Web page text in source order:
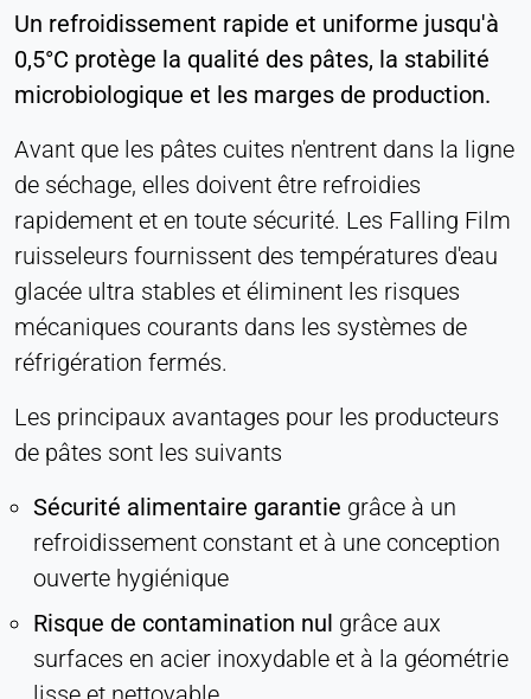
Un refroidissement rapide et uniforme jusqu'à
0,5°C protège la qualité des pâtes, la stabilité
microbiologique et les marges de production.
Avant que les pâtes cuites n'entrent dans la ligne
de séchage, elles doivent être refroidies
rapidement et en toute sécurité. Les Falling Film
ruisseleurs fournissent des températures d'eau
glacée ultra stables et éliminent les risques
mécaniques courants dans les systèmes de
réfrigération fermés.
Les principaux avantages pour les producteurs
de pâtes sont les suivants
Sécurité alimentaire garantie grâce à un
refroidissement constant et à une conception
ouverte hygiénique
Risque de contamination nul grâce aux
surfaces en acier inoxydable et à la géométrie
Provider:
Identification de l'entreprise (B2B)
Cookie duration:
Persistant
Hotjar
Name:
hjSession#, hjSessionUser#,
Provider:
Hotjar Ltd.
Purpose:
Analyse du comportement des utilisateurs
Cookie duration:
Session - 1 an